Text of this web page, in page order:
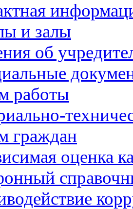
и залы
об
работы
граждан
оценка